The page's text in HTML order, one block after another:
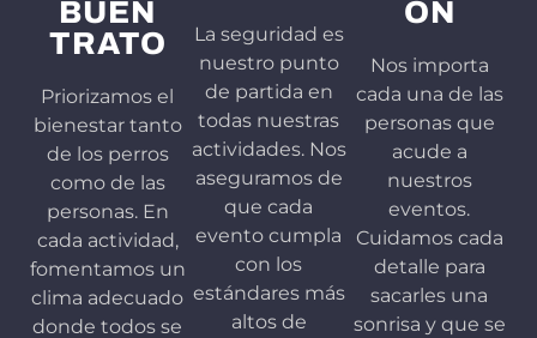
BUEN
TRATO
Priorizamos el
bienestar tanto
de los perros
como de las
personas. En
cada actividad,
fomentamos un
clima adecuado
donde todos se
La seguridad es
nuestro punto
de partida en
todas nuestras
actividades. Nos
aseguramos de
que cada
evento cumpla
con los
estándares más
altos de
ÓN
Nos importa
cada una de las
personas que
acude a
nuestros
eventos.
Cuidamos cada
detalle para
sacarles una
sonrisa y que se